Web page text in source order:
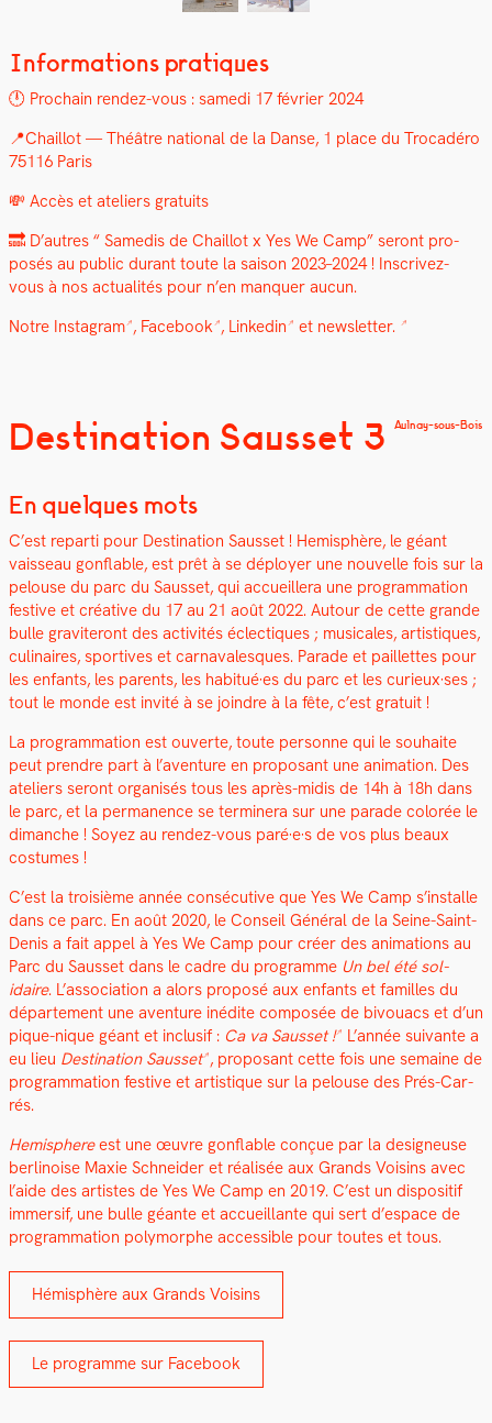
Informations pratiques
🕛 Prochain ren­dez-vous : same­di 17 févri­er 2024
📍Chail­lot — Théâtre nation­al de la Danse, 1 place du Tro­cadéro
75116 Paris
💸 Accès et ate­liers gra­tu­its
🔜 D’autres “ Samedis de Chail­lot x Yes We Camp” seront pro­
posés au pub­lic durant toute la sai­son 2023–2024 ! Inscrivez-
vous à nos actu­al­ités pour n’en man­quer aucun.
Notre Insta­gram , Face­book , Linkedin et newslet­ter.
Destination Sausset 3 Aulnay-sous-Bois
En quelques mots
C’est repar­ti pour Des­ti­na­tion Saus­set ! Hemis­phère, le géant
vais­seau gon­flable, est prêt à se déploy­er une nou­velle fois sur la
pelouse du parc du Saus­set, qui accueillera une pro­gram­ma­tion
fes­tive et créa­tive du 17 au 21 août 2022. Autour de cette grande
bulle graviteront des activ­ités éclec­tiques ; musi­cales, artis­tiques,
culi­naires, sportives et car­nava­lesques. Parade et pail­lettes pour
les enfants, les par­ents, les habitué·es du parc et les curieux·ses ;
tout le monde est invité à se join­dre à la fête, c’est gra­tu­it !
La pro­gram­ma­tion est ouverte, toute per­son­ne qui le souhaite
peut pren­dre part à l’aventure en pro­posant une ani­ma­tion. Des
ate­liers seront organ­isés tous les après-midis de 14h à 18h dans
le parc, et la per­ma­nence se ter­min­era sur une parade col­orée le
dimanche ! Soyez au ren­dez-vous paré·e·s de vos plus beaux
cos­tumes !
C’est la troisième année con­séc­u­tive que Yes We Camp s’installe
dans ce parc. En août 2020, le Con­seil Général de la Seine-Saint-
Denis a fait appel à Yes We Camp pour créer des ani­ma­tions au
Parc du Saus­set dans le cadre du pro­gramme Un bel été sol­
idaire. L’association a alors pro­posé aux enfants et familles du
départe­ment une aven­ture inédite com­posée de bivouacs et d’un
pique-nique géant et inclusif : Ca va Saus­set ! L’année suiv­ante a
eu lieu Des­ti­na­tion Saus­set , pro­posant cette fois une semaine de
pro­gram­ma­tion fes­tive et artis­tique sur la pelouse des Prés-Car­
rés.
Hemi­sphereest une œuvre gon­flable conçue par la designeuse
berli­noise Max­ie Schnei­der et réal­isée aux Grands Voisins avec
l’aide des artistes de Yes We Camp en 2019. C’est un dis­posi­tif
immer­sif, une bulle géante et accueil­lante qui sert d’espace de
pro­gram­ma­tion poly­mor­phe acces­si­ble pour toutes et tous.
Hémis­phère aux Grands Voisins
Le pro­gramme sur Face­book